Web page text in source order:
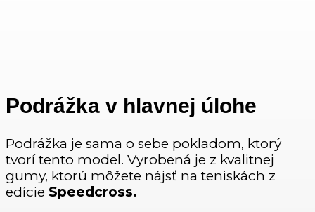
Podrážka v hlavnej úlohe
Podrážka je sama o sebe pokladom, ktorý
tvorí tento model. Vyrobená je z kvalitnej
gumy, ktorú môžete nájsť na teniskách z
edície Speedcross.